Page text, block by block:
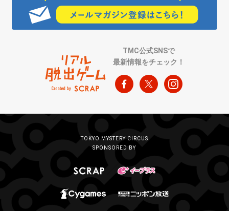
TMC公式SNSで
最新情報をチェック！
TOKYO MYSTERY CIRCUS
SPONSORED BY